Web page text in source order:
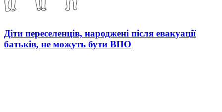
Діти переселенців, народжені після евакуації
батьків, не можуть бути ВПО